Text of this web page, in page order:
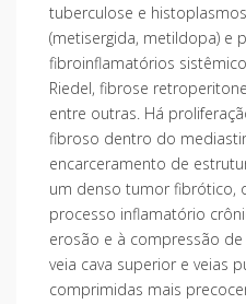
tuberculose e
(metisergida, metildopa) e
fibroinflamatórios
Riedel, fibrose
entre outras. Há
fibroso dentro do
encarceramento de
um denso tumor fibrótico,
processo inflamatório
erosão e à compressão
veia cava superior e veias
comprimidas mais